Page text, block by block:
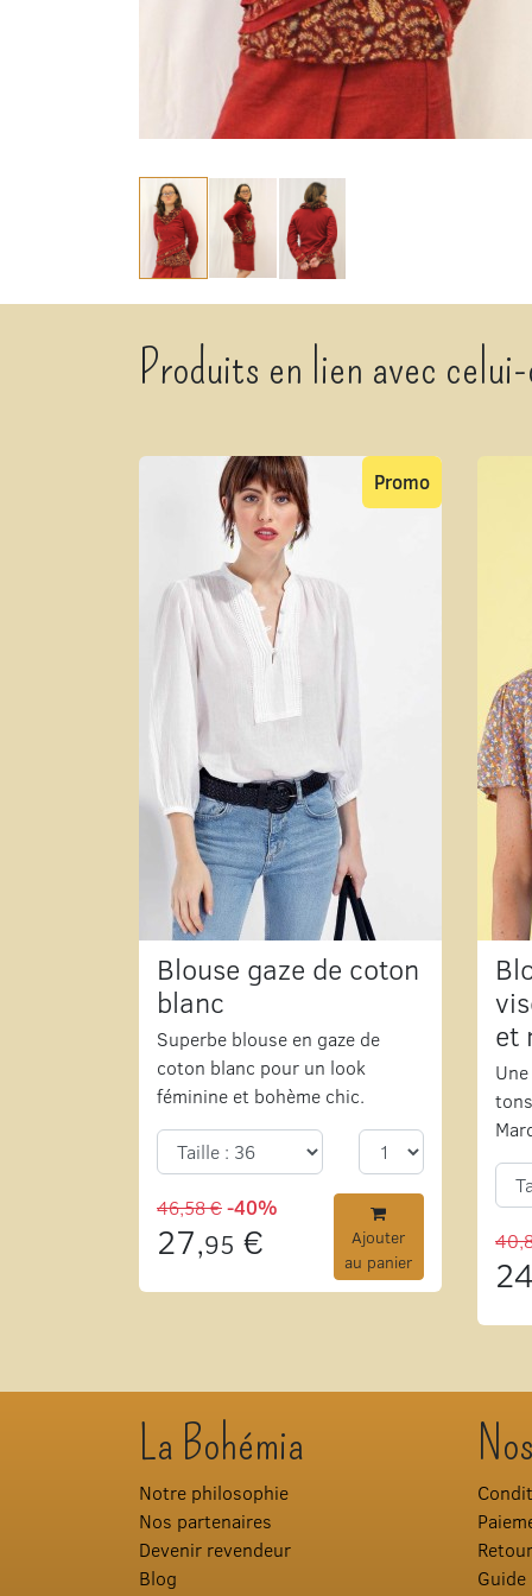
Produits en lien avec
Blouse gaze de coton
blanc
Superbe blouse en gaze de
coton blanc pour un look
féminine et bohème chic.
Promo
46,58 €-40%
27,95 €
Ajouter
au panier
et
La Bohémia
Notre philosophie
Nos partenaires
Devenir revendeur
Blog